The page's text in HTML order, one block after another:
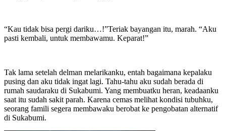
“Kau tidak bisa pergi dariku…!”Teriak bayangan itu, marah. “Aku
pasti kembali, untuk membawamu. Keparat!”
Tak lama setelah delman melarikanku, entah bagaimana kepalaku
pusing dan aku tidak ingat lagi. Tahu-tahu aku sudah berada di
rumah saudaraku di Sukabumi. Yang membuatku heran, keadaanku
saat itu sudah sakit parah. Karena cemas melihat kondisi tubuhku,
seorang famili segera membawaku berobat ke pengobatan alternatif
di Sukabumi.